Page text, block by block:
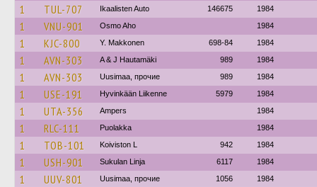
1 TUL-707 Ikaalisten Auto 146675 1984
1 VNU-901 Osmo Aho 1984
1 KJC-800 Y. Makkonen 698-84 1984
1 AVN-303 A & J Hautamäki 989 1984
1 AVN-303 Uusimaa, прочие 989 1984
1 USE-191 Hyvinkään Liikenne 5979 1984
1 UTA-356 Ampers 1984
1 RLC-111 Puolakka 1984
1 TOB-101 Koiviston L 942 1984
1 USH-901 Sukulan Linja 6117 1984
1 UUV-801 Uusimaa, прочие 1056 1984